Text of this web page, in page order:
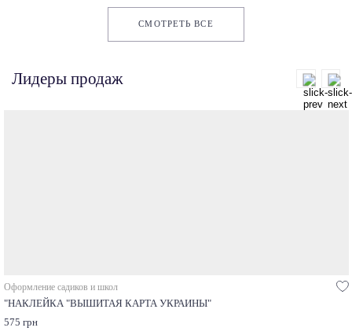
СМОТРЕТЬ ВСЕ
Лидеры продаж
Оформление садиков и школ
"НАКЛЕЙКА "ВЫШИТАЯ КАРТА УКРАИНЫ"
575 грн